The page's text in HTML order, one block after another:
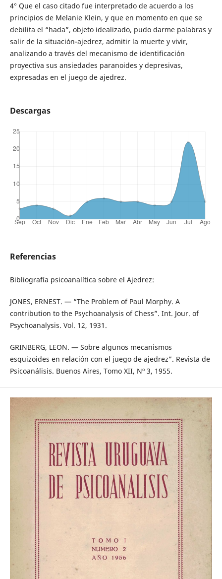
4° Que el caso citado fue interpretado de acuerdo a los
principios de Melanie Klein, y que en momento en que se
debilita el “hada”, objeto idealizado, pudo darme palabras y
salir de la situación-ajedrez, admitir la muerte y vivir,
analizando a través del mecanismo de identificación
proyectiva sus ansiedades paranoides y depresivas,
expresadas en el juego de ajedrez.
Descargas
Referencias
Bibliografía psicoanalítica sobre el Ajedrez:
JONES, ERNEST. — “The Problem of Paul Morphy. A
contribution to the Psychoanalysis of Chess”. Int. Jour. of
Psychoanalysis. Vol. 12, 1931.
GRINBERG, LEON. — Sobre algunos mecanismos
esquizoides en relación con el juego de ajedrez”. Revista de
Psicoanálisis. Buenos Aires, Tomo XII, Nº 3, 1955.